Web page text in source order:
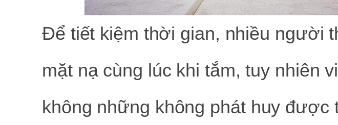
Để tiết kiệm thời gian, nhiều người
mặt nạ cùng lúc khi tắm, tuy nhiên
không những không phát huy được